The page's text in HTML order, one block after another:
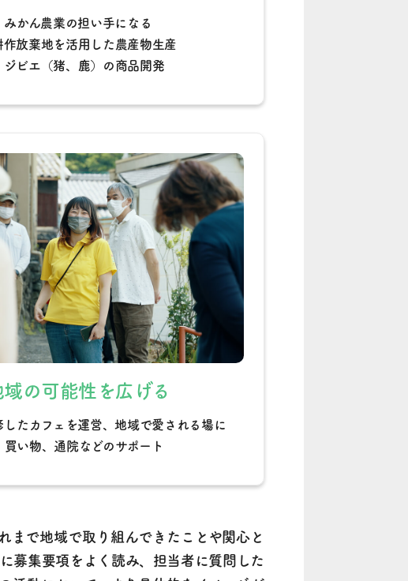
みかん農業の担い手になる
放棄地を活用した農産物生産
ビエ（猪、鹿）の商品開発
域の可能性を広げる
したカフェを運営、地域で愛される場に
い物、通院などのサポート
まで地域で取り組んできたことや関心と
募集要項をよく読み、担当者に質問した